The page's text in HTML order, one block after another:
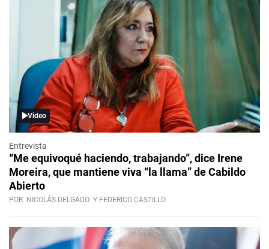
Video
Entrevista
“Me equivoqué haciendo, trabajando”, dice Irene
Moreira, que mantiene viva “la llama” de Cabildo
Abierto
POR NICOLÁS DELGADO Y FEDERICO CASTILLO